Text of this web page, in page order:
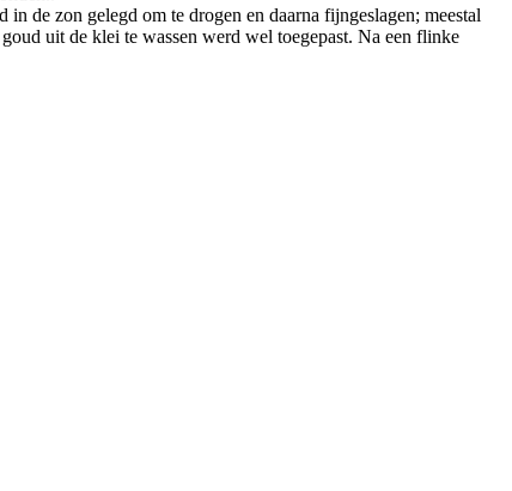
de zon gelegd om te drogen en daarna fijngeslagen; meestal
uit de klei te wassen werd wel toegepast. Na een flinke